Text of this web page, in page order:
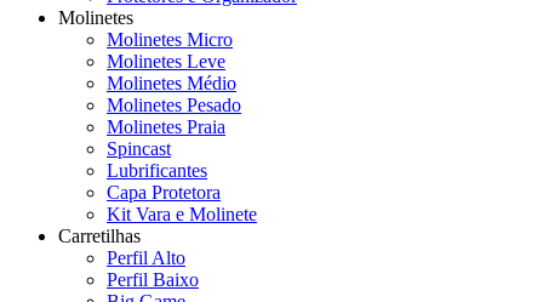
Molinetes
Molinetes Micro
Molinetes Leve
Molinetes Médio
Molinetes Pesado
Molinetes Praia
Spincast
Lubrificantes
Capa Protetora
Kit Vara e Molinete
Carretilhas
Perfil Alto
Perfil Baixo